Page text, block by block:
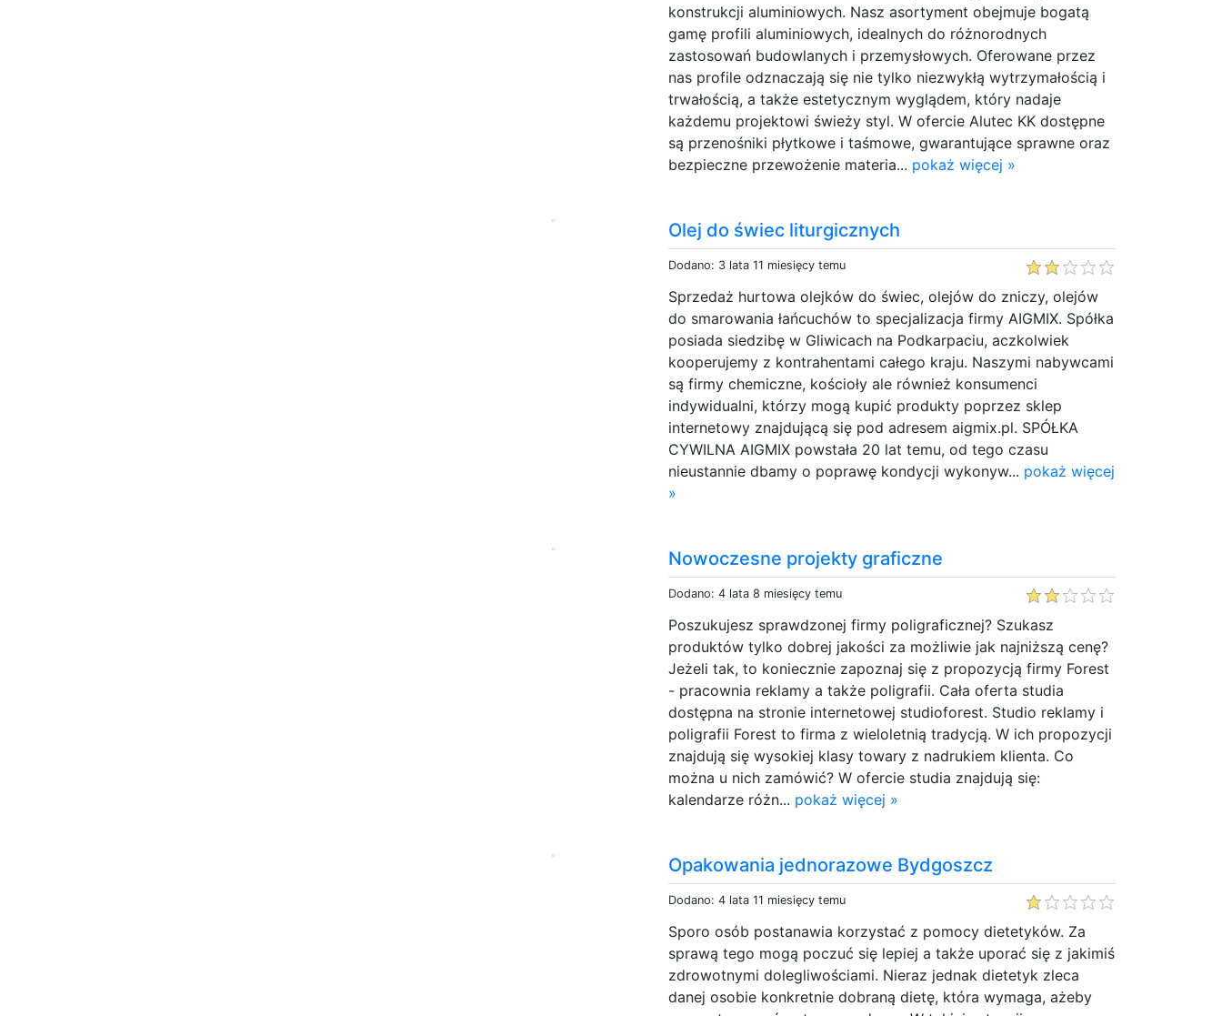
konstrukcji aluminiowych. Nasz asortyment obejmuje bogatą
gamę profili aluminiowych, idealnych do różnorodnych
zastosowań budowlanych i przemysłowych. Oferowane przez
nas profile odznaczają się nie tylko niezwykłą wytrzymałością i
trwałością, a także estetycznym wyglądem, który nadaje
każdemu projektowi świeży styl. W ofercie Alutec KK dostępne
są przenośniki płytkowe i taśmowe, gwarantujące sprawne oraz
bezpieczne przewożenie materia... pokaż więcej »
Olej do świec liturgicznych
Dodano: 3 lata 11 miesięcy temu
Sprzedaż hurtowa olejków do świec, olejów do zniczy, olejów
do smarowania łańcuchów to specjalizacja firmy AIGMIX. Spółka
posiada siedzibę w Gliwicach na Podkarpaciu, aczkolwiek
kooperujemy z kontrahentami całego kraju. Naszymi nabywcami
są firmy chemiczne, kościoły ale również konsumenci
indywidualni, którzy mogą kupić produkty poprzez sklep
internetowy znajdującą się pod adresem aigmix.pl. SPÓŁKA
CYWILNA AIGMIX powstała 20 lat temu, od tego czasu
nieustannie dbamy o poprawę kondycji wykonyw... pokaż więcej
»
Nowoczesne projekty graficzne
Dodano: 4 lata 8 miesięcy temu
Poszukujesz sprawdzonej firmy poligraficznej? Szukasz
produktów tylko dobrej jakości za możliwie jak najniższą cenę?
Jeżeli tak, to koniecznie zapoznaj się z propozycją firmy Forest
- pracownia reklamy a także poligrafii. Cała oferta studia
dostępna na stronie internetowej studioforest. Studio reklamy i
poligrafii Forest to firma z wieloletnią tradycją. W ich propozycji
znajdują się wysokiej klasy towary z nadrukiem klienta. Co
można u nich zamówić? W ofercie studia znajdują się:
kalendarze różn... pokaż więcej »
Opakowania jednorazowe Bydgoszcz
Dodano: 4 lata 11 miesięcy temu
Sporo osób postanawia korzystać z pomocy dietetyków. Za
sprawą tego mogą poczuć się lepiej a także uporać się z jakimiś
zdrowotnymi dolegliwościami. Nieraz jednak dietetyk zleca
danej osobie konkretnie dobraną dietę, która wymaga, ażeby